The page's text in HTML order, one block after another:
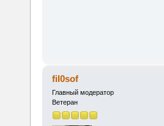
fil0sof
Главный модератор
Ветеран